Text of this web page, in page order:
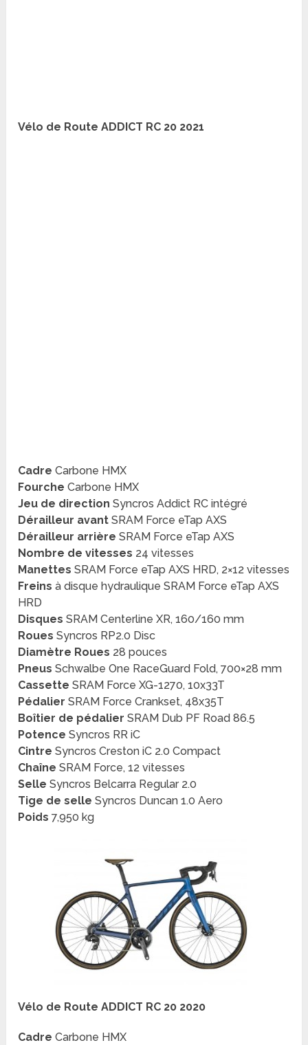
Vélo de Route ADDICT RC 20 2021
Cadre Carbone HMX
Fourche Carbone HMX
Jeu de direction Syncros Addict RC intégré
Dérailleur avant SRAM Force eTap AXS
Dérailleur arrière SRAM Force eTap AXS
Nombre de vitesses 24 vitesses
Manettes SRAM Force eTap AXS HRD, 2×12 vitesses
Freins à disque hydraulique SRAM Force eTap AXS
HRD
Disques SRAM Centerline XR, 160/160 mm
Roues Syncros RP2.0 Disc
Diamètre Roues 28 pouces
Pneus Schwalbe One RaceGuard Fold, 700×28 mm
Cassette SRAM Force XG-1270, 10x33T
Pédalier SRAM Force Crankset, 48x35T
Boîtier de pédalier SRAM Dub PF Road 86.5
Potence Syncros RR iC
Cintre Syncros Creston iC 2.0 Compact
Chaîne SRAM Force, 12 vitesses
Selle Syncros Belcarra Regular 2.0
Tige de selle Syncros Duncan 1.0 Aero
Poids 7,950 kg
Vélo de Route ADDICT RC 20 2020
Cadre Carbone HMX